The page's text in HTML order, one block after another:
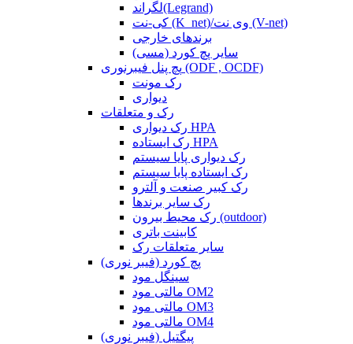
لگراند(Legrand)
کی-نت (K_net)/وی نت (V-net)
برندهای خارجی
سایر پچ کورد (مسی)
پچ پنل فیبرنوری (ODF , OCDF)
رک مونت
دیواری
رک و متعلقات
رک دیواری HPA
رک ایستاده HPA
رک دیواری پایا سیستم
رک ایستاده پایا سیستم
رک کبیر صنعت و آلترو
رک سایر برندها
رک محیط بیرون (outdoor)
کابینت باتری
سایر متعلقات رک
پچ کورد (فیبر نوری)
سینگل مود
مالتی مود OM2
مالتی مود OM3
مالتی مود OM4
پیگتیل (فیبر نوری)